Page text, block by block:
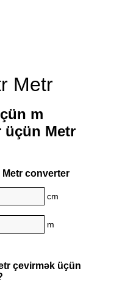
Metr
m
üçün Metr
converter
cm
m
çevirmək üçün